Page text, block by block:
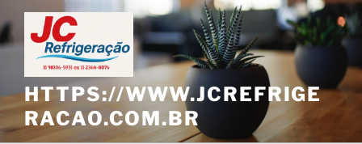
Pular
para
o
conteúdo
HTTPS://WWW.JCREFRIGE
RACAO.COM.BR